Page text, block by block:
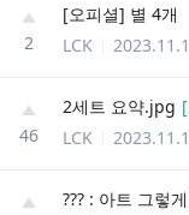
2
[오피셜] 별 4개
LCK
46
2세트 요약.jpg [
LCK
??? : 아트 그렇